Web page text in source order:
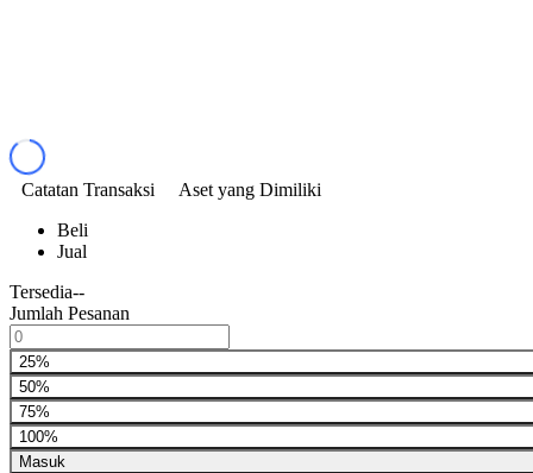
Catatan Transaksi
Aset yang Dimiliki
Beli
Jual
Tersedia--
Jumlah Pesanan
25%
50%
75%
100%
Masuk